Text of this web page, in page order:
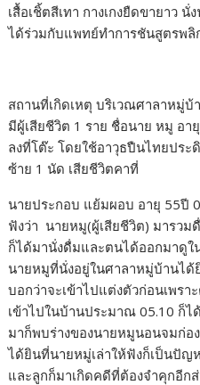
เสื้อเชิ้ตสีเทา กางเกงยืดขายาว
ได้ร่วมกับแพทย์ทำการชันสูตรพลิ
สถานที่เกิดเหตุ บริเวณศาลาหมู่บ้
มีผู้เสียชีวิต 1 ราย ชื่อนาย หมู อ
ลงที่โต๊ะ โดยใช้อาวุธปืนไทยปร
ซ้าย 1 นัด เสียชีวิตคาที่
นายประกอบ แย้มผอบ อายุ 55ปี
ฟังว่า นายหมู(ผู้เสียชีวิต) มารวม
ก็ได้มานั่งดื่มและตนได้ออกมาดูใ
นายหมูที่นั่งอยู่ในศาลาหมู่บ้านได้
บอกว่าจะเข้าไปแต่งตัวก่อนเพร
เข้าไปในบ้านประมาณ 05.10 ก็
มาก็พบร่างของนายหมูนอนจมก่อ
ได้ยินที่นายหมู่เล่าให้ฟังก็เป็นปัญ
และลูกก็มาเกิดคดีที่ต้องจำคุกอีก